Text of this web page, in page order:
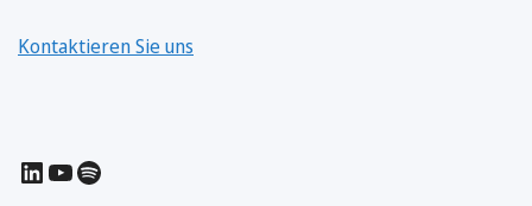
Kontaktieren Sie uns
LinkedIn
YouTube
Spotify